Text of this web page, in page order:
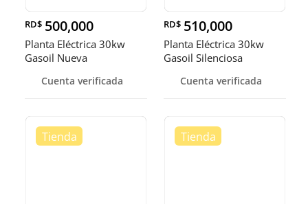
RD$ 500,000
Planta Eléctrica 30kw
Gasoil Nueva
Cuenta verificada
RD$ 510,000
Planta Eléctrica 30kw
Gasoil Silenciosa
Cuenta verificada